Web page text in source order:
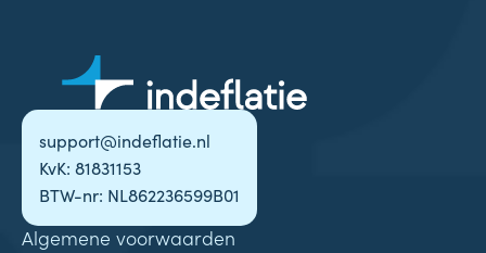
support@indeflatie.nl
KvK: 81831153
BTW-nr: NL862236599B01
Algemene voorwaarden